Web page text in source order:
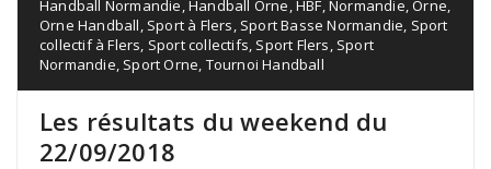
Handball Normandie ,Handball Orne ,HBF ,Normandie ,Orne
Orne Handball Sport à Flers Sport Basse Normandie Sport
collectif à Flers Sport collectifs Sport Flers Sport
Normandie Sport Orne Tournoi Handball
Les résultats du weekend du
22/09/2018